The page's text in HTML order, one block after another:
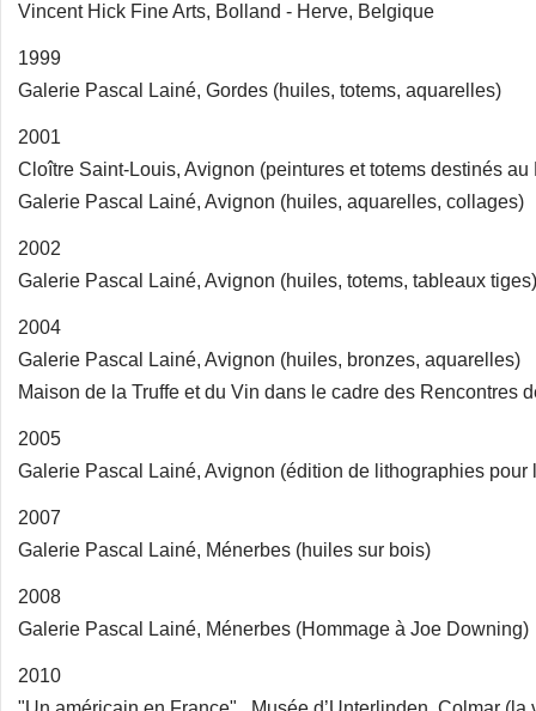
Vincent Hick Fine Arts, Bolland - Herve, Belgique
1999
Galerie Pascal Lainé, Gordes (huiles, totems, aquarelles)
2001
Cloître Saint-Louis, Avignon (peintures et totems destinés au
Galerie Pascal Lainé, Avignon (huiles, aquarelles, collages)
2002
Galerie Pascal Lainé, Avignon (huiles, totems, tableaux tiges)
2004
Galerie Pascal Lainé, Avignon (huiles, bronzes, aquarelles)
Maison de la Truffe et du Vin dans le cadre des Rencontres
2005
Galerie Pascal Lainé, Avignon (édition de lithographies pour
2007
Galerie Pascal Lainé, Ménerbes (huiles sur bois)
2008
Galerie Pascal Lainé, Ménerbes (Hommage à Joe Downing)
2010